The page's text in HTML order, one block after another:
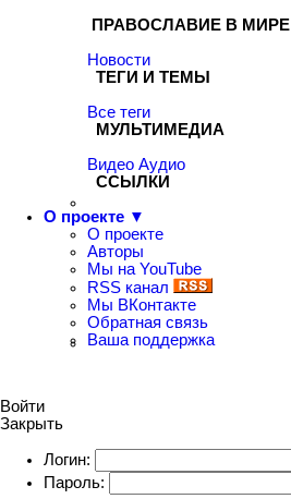
ПРАВОСЛАВИЕ В МИРЕ
Новости
ТЕГИ И ТЕМЫ
Все теги
МУЛЬТИМЕДИА
Видео Аудио
ССЫЛКИ
О проекте ▼
О проекте
Авторы
Мы на YouTube
RSS канал
Мы ВКонтакте
Обратная связь
Ваша поддержка
Войти
Закрыть
Логин:
Пароль: